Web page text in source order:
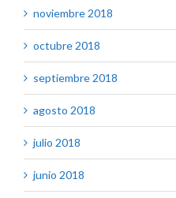
noviembre 2018
octubre 2018
septiembre 2018
agosto 2018
julio 2018
junio 2018